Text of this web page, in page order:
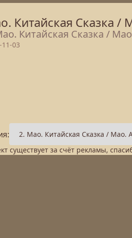
Китайская Сказка /
Китайская Сказка /
03
существует за счёт рекламы,